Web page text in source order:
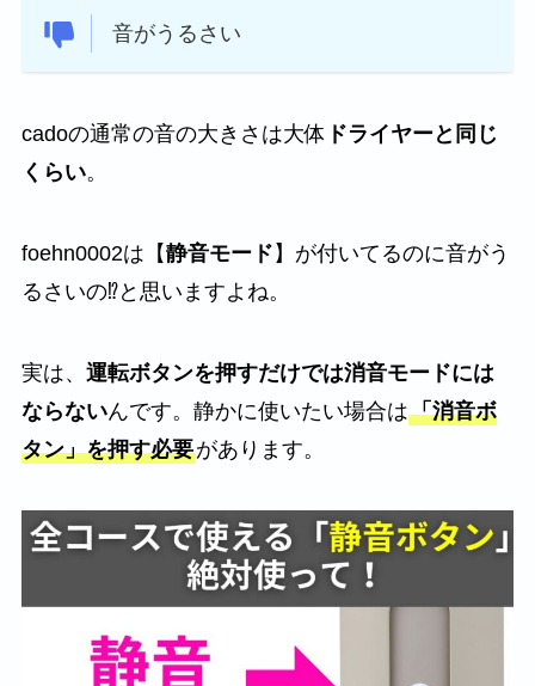
音がうるさい
cadoの通常の音の大きさは大体 ドライヤーと同じ
くらい。
foehn0002は【静音モード 】が付いてるのに音がう
るさいの⁉と思いますよね。
実は、 運転ボタンを押すだけでは消音モードには
ならないんです。静かに使いたい場合は「消音ボ
タン」を押す必要があります。